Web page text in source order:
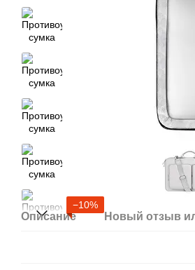
−10%
Описание Новый отзыв